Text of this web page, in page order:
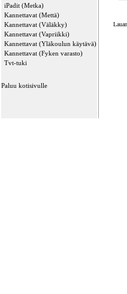
iPadit (Metka)
Kannettavat (Mettä)
Kannettavat (Väläkky)
Kannettavat (Vapriikki)
Kannettavat (Yläkoulun käytävä)
Kannettavat (Fyken varasto)
Tvt-tuki
Paluu kotisivulle